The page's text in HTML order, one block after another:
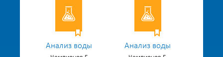
Анализ воды Анализ воды